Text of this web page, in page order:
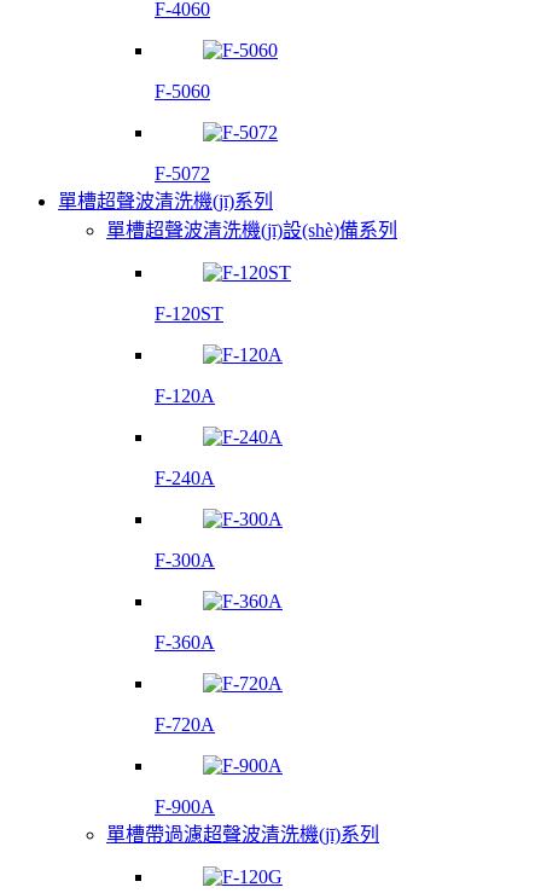
F-4060
F-5060
F-5072
單槽超聲波清洗機(jī)系列
單槽超聲波清洗機(jī)設(shè)備系列
F-120ST
F-120A
F-240A
F-300A
F-360A
F-720A
F-900A
單槽帶過濾超聲波清洗機(jī)系列